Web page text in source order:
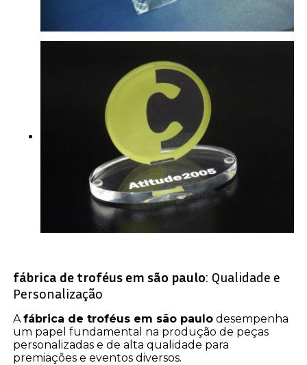
fábrica de troféus em são paulo: Qualidade e
Personalização
Afábrica de troféus em são paulo desempenha
um papel fundamental na produção de peças
personalizadas e de alta qualidade para
premiações e eventos diversos.